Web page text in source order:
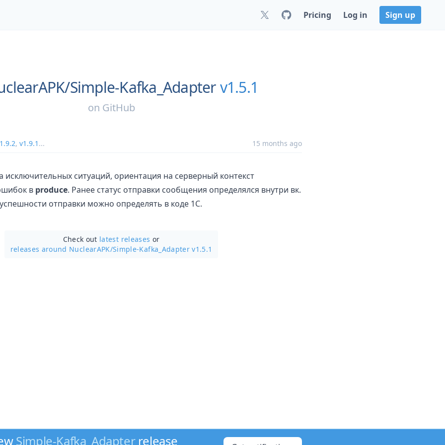
Pricing Log in Sign up
Simple-Kafka_Adapter v1.5.1
on GitHub
, v1.9.1 ... 15 months ago
исключительных ситуаций, ориентация на серверный контекст
в produce. Ранее статус отправки сообщения определялся внутри вк.
отправки можно определять в коде 1С.
Check out latest releases or
releases around NuclearAPK/Simple-Kafka_Adapter v1.5.1
Simple-Kafka_Adapterrelease